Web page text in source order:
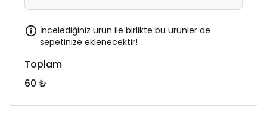
İncelediğiniz ürün ile birlikte bu ürünler de
sepetinize eklenecektir!
Toplam
60 ₺